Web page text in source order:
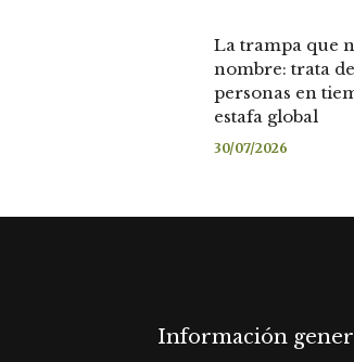
La trampa que
nombre: trata de
personas en
estafa global
30/07/2026
Información